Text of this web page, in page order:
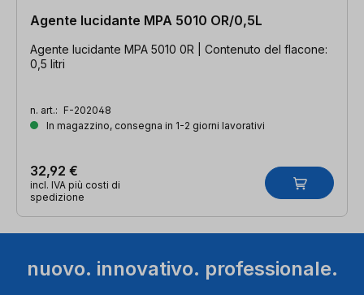
Agente lucidante MPA 5010 OR/0,5L
Agente lucidante MPA 5010 0R | Contenuto del flacone:
0,5 litri
n. art.: F-202048
In magazzino, consegna in 1-2 giorni lavorativi
32,92 €
incl. IVA più costi di
spedizione
nuovo. innovativo. professionale.